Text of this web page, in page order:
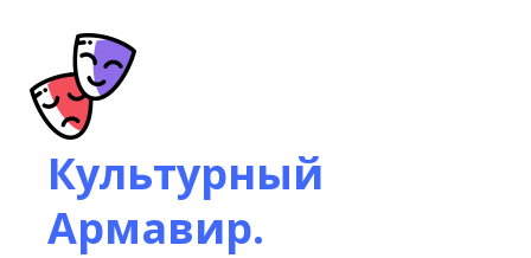
Культурный
Армавир.